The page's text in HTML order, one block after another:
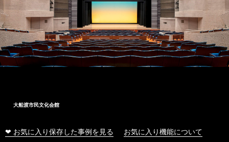
大船渡市民文化会館
❤ お気に入り保存した事例を見る お気に入り機能について